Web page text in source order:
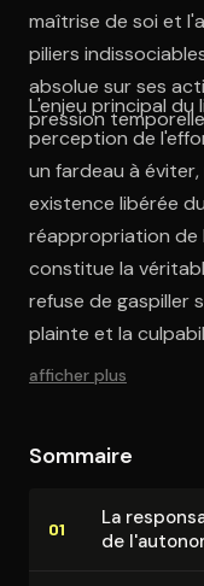
maîtrise de soi et
piliers
absolue sur ses
pression
L'enjeu principal
perception de
un fardeau à
existence libérée
réappropriation de
constitue la
refuse de gaspiller
plainte et la
un socle
afficher plus
Sommaire
01
La
de